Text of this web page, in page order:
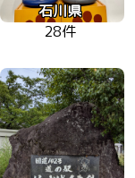
石川県
28件